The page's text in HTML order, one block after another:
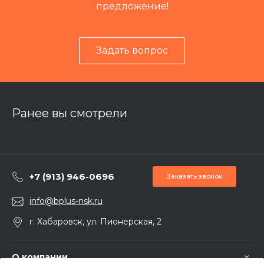
предложение!
Задать вопрос
Ранее вы смотрели
+7 (913) 946-0696 Заказать звонок
info@bplus-nsk.ru
г. Хабаровск, ул. Пионерская, 2
О компании